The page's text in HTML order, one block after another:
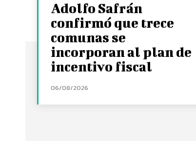
Adolfo Safrán
confirmó que trece
comunas se
incorporan al plan de
incentivo fiscal
06/08/2026